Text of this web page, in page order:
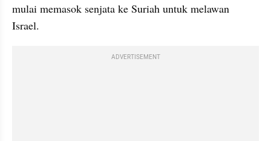
mulai memasok senjata ke Suriah untuk melawan
Israel.
ADVERTISEMENT